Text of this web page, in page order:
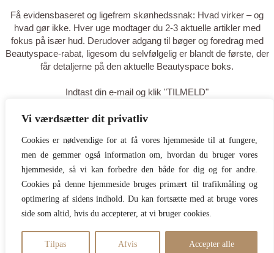
Vi værdsætter dit privatliv
Cookies er nødvendige for at få vores hjemmeside til at fungere,
men de gemmer også information om, hvordan du bruger vores
hjemmeside, så vi kan forbedre den både for dig og for andre.
Cookies på denne hjemmeside bruges primært til trafikmåling og
optimering af sidens indhold. Du kan fortsætte med at bruge vores
side som altid, hvis du accepterer, at vi bruger cookies.
Tilpas Afvis Accepter alle
Få evidensbaseret og ligefrem skønhedssnak: Hvad virker – og
hvad gør ikke. Hver uge modtager du 2-3 aktuelle artikler med
fokus på især hud. Derudover adgang til bøger og foredrag med
Beautyspace-rabat, ligesom du selvfølgelig er blandt de første, der
får detaljerne på den aktuelle Beautyspace boks.
Indtast din e-mail og klik "TILMELD"
TILMELD
Tak for din tilmelding - du er nu på
listen! Tilføj gerne
hello@beautyspace.dk til dine
kontakter, så du er sikker på at
mails ikke går i spam.